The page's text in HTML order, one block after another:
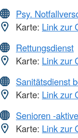
Psy.
Karte: Link zur
Rettungsdienst
Karte: Link zur
Sanitätsdienst
Karte: Link zur
Senioren -
Karte: Link zur